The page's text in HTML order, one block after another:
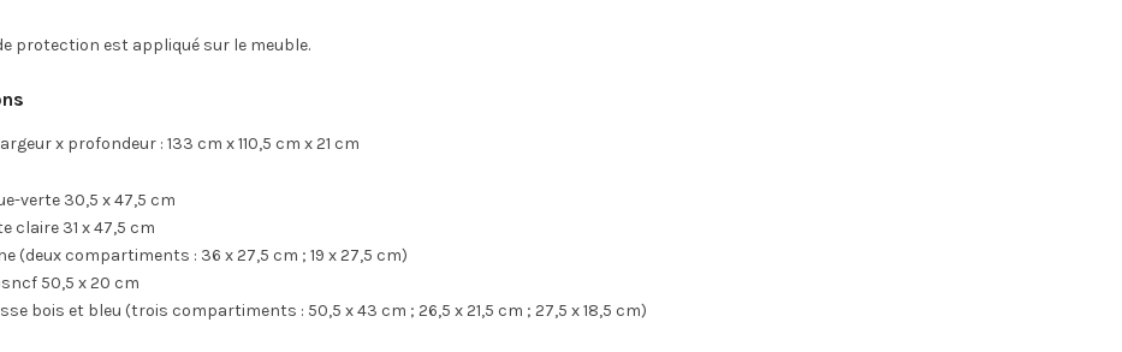
protection est appliqué sur le meuble.
x profondeur : 133 cm x 110,5 cm x 21 cm
verte 30,5 x 47,5 cm
claire 31 x 47,5 cm
(deux compartiments : 36 x 27,5 cm ; 19 x 27,5 cm)
50,5 x 20 cm
bois et bleu (trois compartiments : 50,5 x 43 cm ; 26,5 x 21,5 cm ; 27,5 x 18,5 cm)